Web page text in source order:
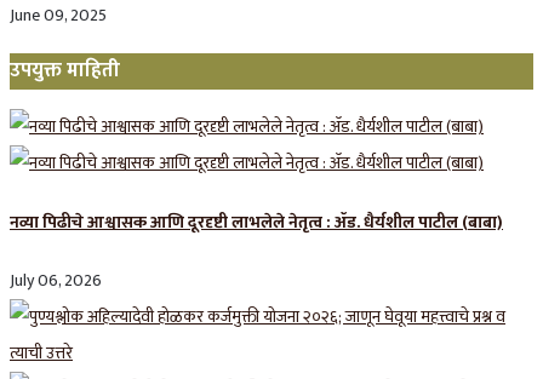
June 09, 2025
उपयुक्त माहिती
नव्या पिढीचे आश्वासक आणि दूरदृष्टी लाभलेले नेतृत्व : ॲड. धैर्यशील पाटील (बाबा)
July 06, 2026